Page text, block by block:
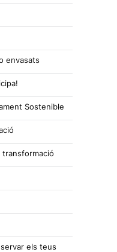
envasats
Sostenible
els teus